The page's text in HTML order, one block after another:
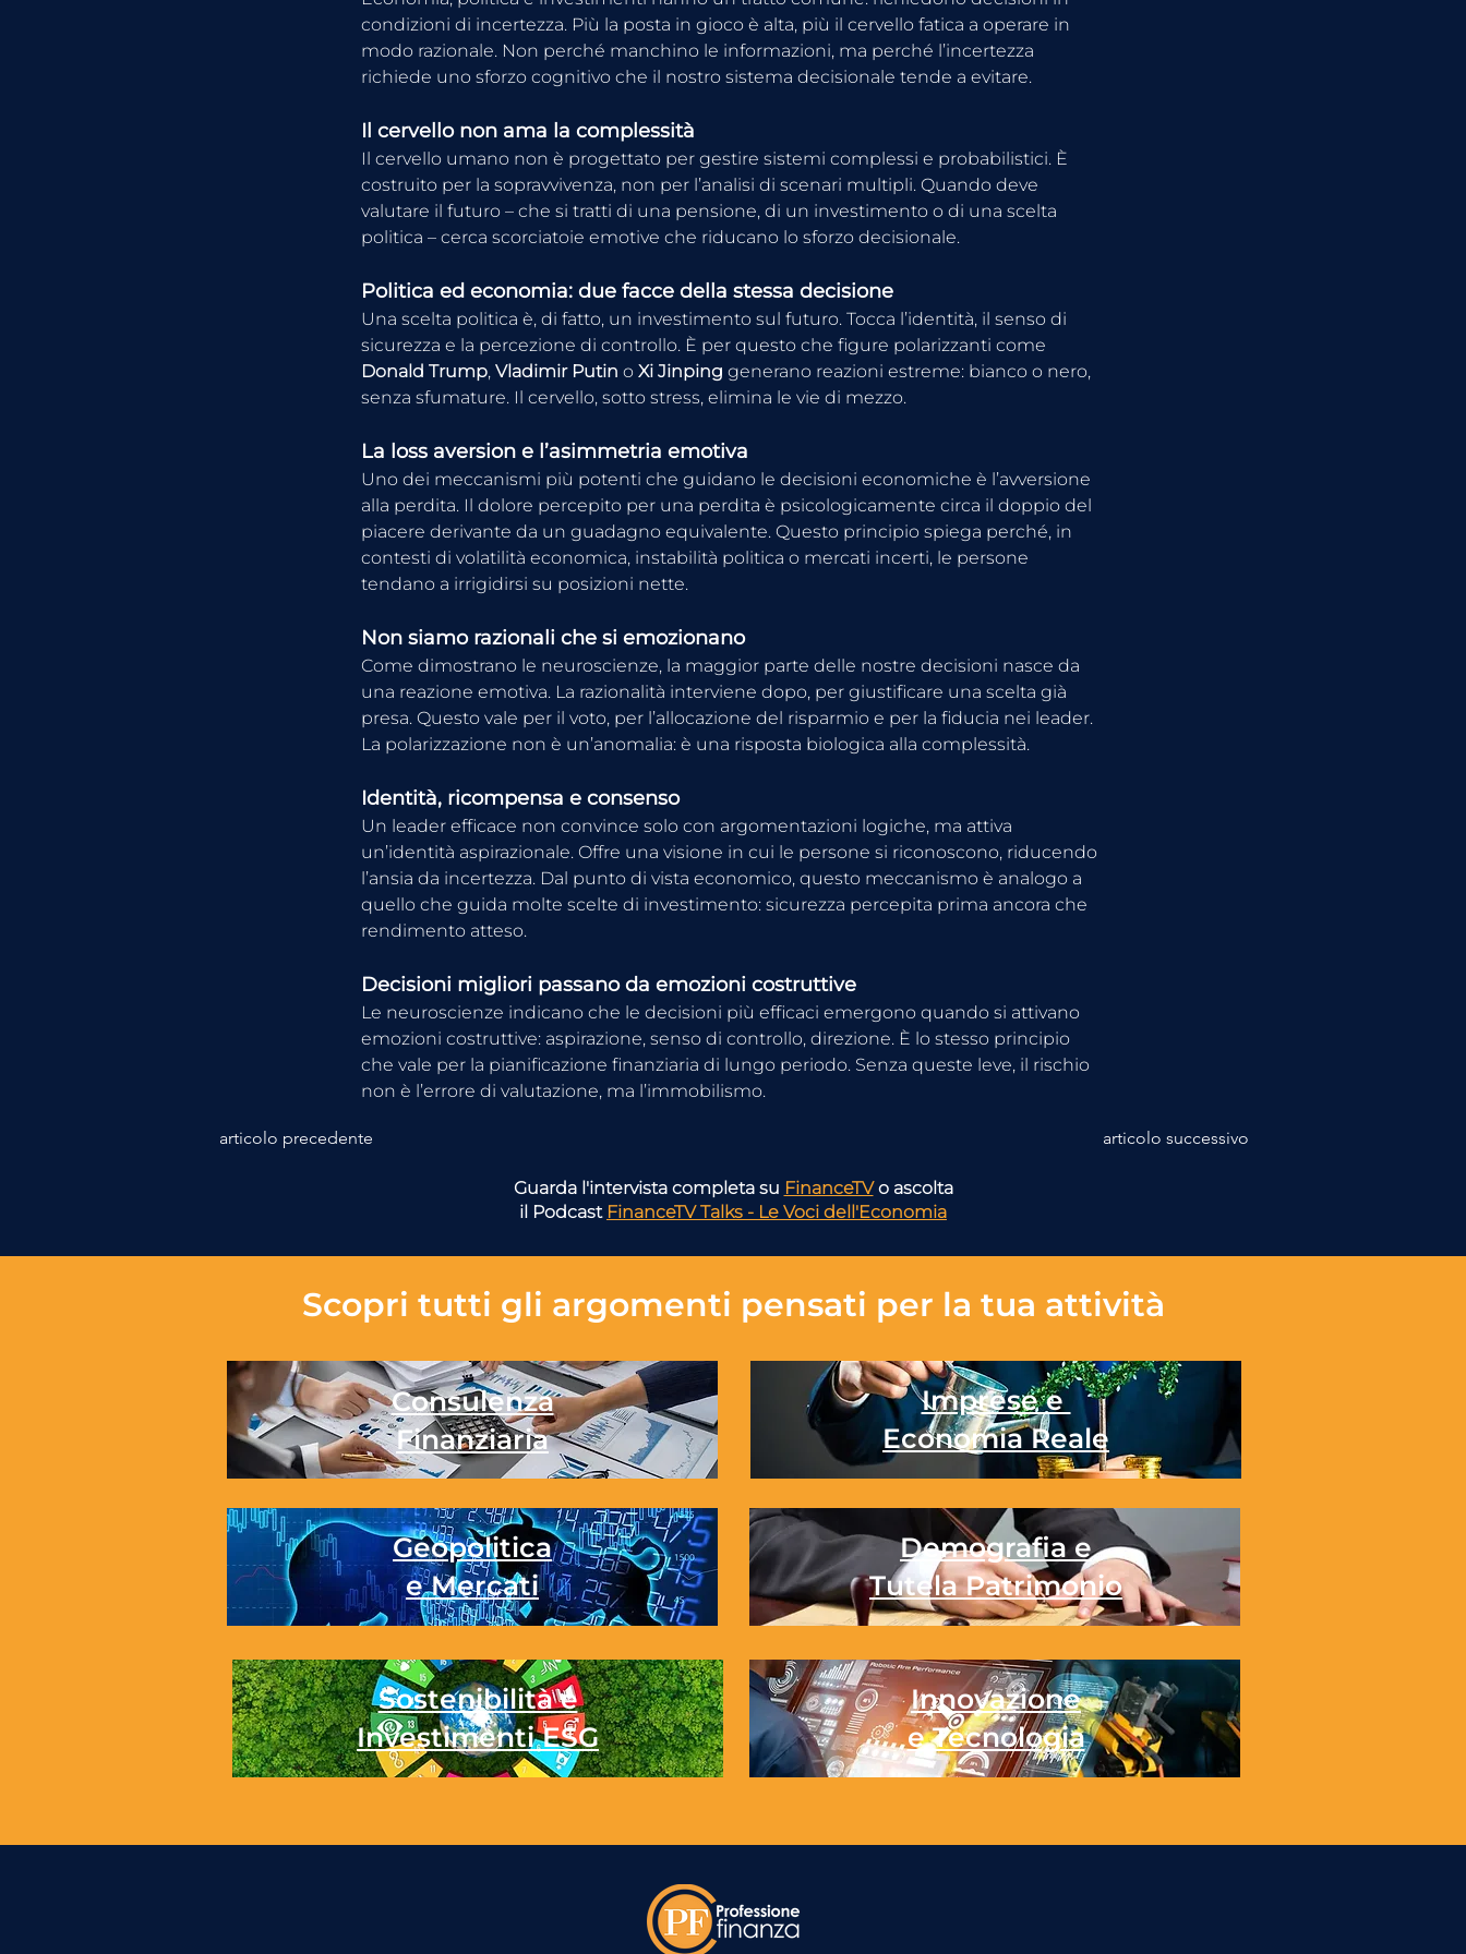
condizioni di incertezza. Più la posta in gioco è alta, più il cervello fatica a operare in
modo razionale. Non perché manchino le informazioni, ma perché l’incertezza
richiede uno sforzo cognitivo che il nostro sistema decisionale tende a evitare.
Il cervello non ama la complessità
Il cervello umano non è progettato per gestire sistemi complessi e probabilistici. È
costruito per la sopravvivenza, non per l’analisi di scenari multipli. Quando deve
valutare il futuro – che si tratti di una pensione, di un investimento o di una scelta
politica – cerca scorciatoie emotive che riducano lo sforzo decisionale.
Politica ed economia: due facce della stessa decisione
Una scelta politica è, di fatto, un investimento sul futuro. Tocca l’identità, il senso di
sicurezza e la percezione di controllo. È per questo che figure polarizzanti come
Donald Trump, Vladimir Putin o Xi Jinping generano reazioni estreme: bianco o nero,
senza sfumature. Il cervello, sotto stress, elimina le vie di mezzo.
La loss aversion e l’asimmetria emotiva
Uno dei meccanismi più potenti che guidano le decisioni economiche è l’avversione
alla perdita. Il dolore percepito per una perdita è psicologicamente circa il doppio del
piacere derivante da un guadagno equivalente. Questo principio spiega perché, in
contesti di volatilità economica, instabilità politica o mercati incerti, le persone
tendano a irrigidirsi su posizioni nette.
Non siamo razionali che si emozionano
Come dimostrano le neuroscienze, la maggior parte delle nostre decisioni nasce da
una reazione emotiva. La razionalità interviene dopo, per giustificare una scelta già
presa. Questo vale per il voto, per l’allocazione del risparmio e per la fiducia nei leader.
La polarizzazione non è un’anomalia: è una risposta biologica alla complessità.
Identità, ricompensa e consenso
Un leader efficace non convince solo con argomentazioni logiche, ma attiva
un’identità aspirazionale. Offre una visione in cui le persone si riconoscono, riducendo
l’ansia da incertezza. Dal punto di vista economico, questo meccanismo è analogo a
quello che guida molte scelte di investimento: sicurezza percepita prima ancora che
rendimento atteso.
Decisioni migliori passano da emozioni costruttive
Le neuroscienze indicano che le decisioni più efficaci emergono quando si attivano
emozioni costruttive: aspirazione, senso di controllo, direzione. È lo stesso principio
che vale per la pianificazione finanziaria di lungo periodo. Senza queste leve, il rischio
non è l’errore di valutazione, ma l’immobilismo.
articolo precedente articolo successivo
Guarda l'intervista completa su FinanceTVo ascolta
il Podcast FinanceTV Talks - Le Voci dell'Economia
Scopri tutti gli argomenti pensati per la tua attività
Consulenza
Finanziaria
Imprese e
Economia Reale
Geopolitica
e Mercati
Demografia e
Tutela Patrimonio
Sostenibilità e
Investimenti ESG
Innovazione
e Tecnologia